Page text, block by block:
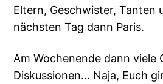
Eltern, Geschwister, Tanten
nächsten Tag dann Paris.
Am Wochenende dann viele
Diskussionen… Naja, Euch